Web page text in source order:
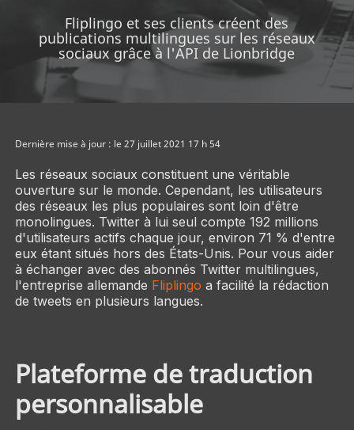
Fliplingo et ses clients créent des
publications multilingues sur les réseaux
sociaux grâce à l'API de Lionbridge
Dernière mise à jour : le 27 juillet 2021 17 h 54
Les réseaux sociaux constituent une véritable
ouverture sur le monde. Cependant, les utilisateurs
des réseaux les plus populaires sont loin d'être
monolingues. Twitter à lui seul compte 192 millions
d'utilisateurs actifs chaque jour, environ 71 % d'entre
eux étant situés hors des États-Unis. Pour vous aider
à échanger avec des abonnés Twitter multilingues,
l'entreprise allemande Fliplingo a facilité la rédaction
de tweets en plusieurs langues.
Plateforme de traduction
personnalisable